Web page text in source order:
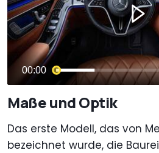
Maße und Optik
Das erste Modell, das von
bezeichnet wurde, die